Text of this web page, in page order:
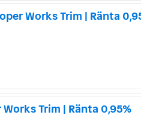
Works Trim | Ränta
Trim | Ränta 0,95%